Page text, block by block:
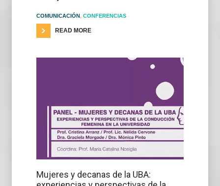
COMUNICACIÓN, CONFERENCIAS
READ MORE
Mujeres y decanas de la UBA: